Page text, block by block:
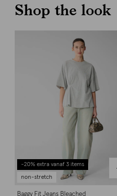
Shop the look
-20% extra vanaf 3 items
non-stretch
Baggy Fit Jeans Bleached